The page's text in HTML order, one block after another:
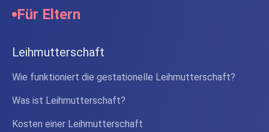
Für Eltern
Leihmutterschaft
Wie funktioniert die gestationelle Leihmutterschaft?
Was ist Leihmutterschaft?
Kosten einer Leihmutterschaft